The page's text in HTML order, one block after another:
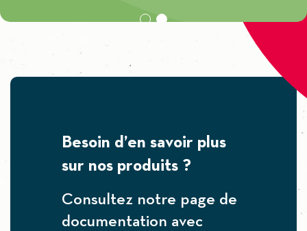
Besoin d’en savoir plus
sur nos produits ?
Consultez notre page de
documentation avec